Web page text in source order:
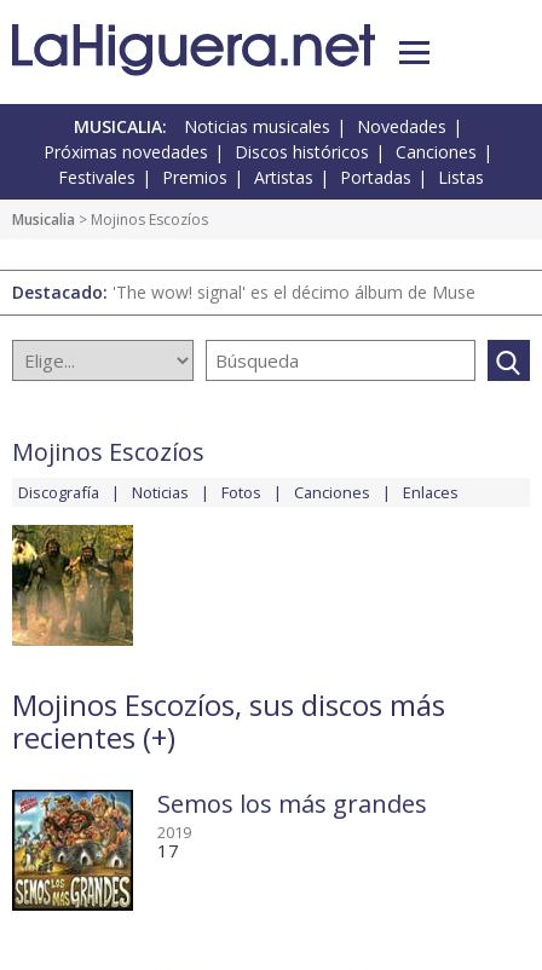
MUSICALIA: Noticias musicales
Novedades
Próximas novedades
Discos históricos
Canciones
Festivales
Premios Artistas Portadas Listas
Musicalia > Mojinos Escozíos
Destacado: 'The wow! signal' es el décimo álbum de Muse
Mojinos Escozíos
Discografía Noticias Fotos Canciones Enlaces
Mojinos Escozíos, sus discos más
recientes (+)
Semos los más grandes
2019
17